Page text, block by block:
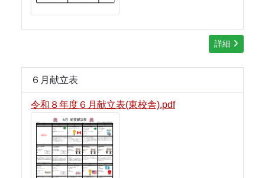
詳細
６月献立表
令和８年度６月献立表(東校舎).pdf